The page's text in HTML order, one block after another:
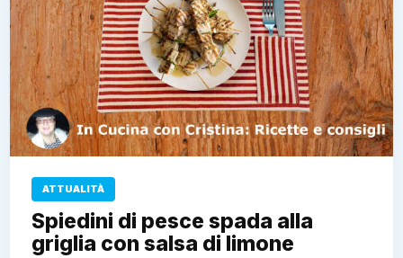
ATTUALITÀ
Spiedini di pesce spada alla
griglia con salsa di limone